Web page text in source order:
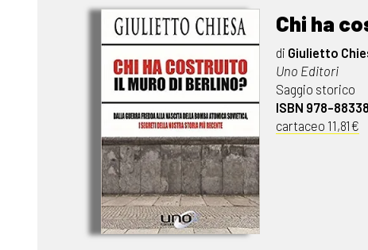
Chi ha
di Giulietto
Uno Editori
Saggio storico
ISBN 978-
cartaceo 11,81€